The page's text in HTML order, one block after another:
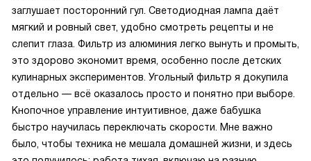
заглушает посторонний гул. Светодиодная лампа даёт
мягкий и ровный свет, удобно смотреть рецепты и не
слепит глаза. Фильтр из алюминия легко вынуть и промыть,
это здорово экономит время, особенно после детских
кулинарных экспериментов. Угольный фильтр я докупила
отдельно — всё оказалось просто и понятно при выборе.
Кнопочное управление интуитивное, даже бабушка
быстро научилась переключать скорости. Мне важно
было, чтобы техника не мешала домашней жизни, и здесь